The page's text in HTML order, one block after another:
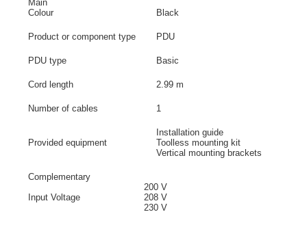
Main
Colour
Black
Product or component type PDU
PDU type Basic
Cord length 2.99 m
Number of cables 1
Provided equipment
Installation guide
Toolless mounting kit
Vertical mounting brackets
Complementary
Input Voltage
200 V
208 V
230 V